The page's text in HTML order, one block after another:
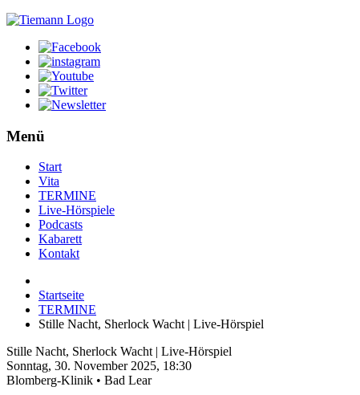
Menü
Start
Vita
TERMINE
Live-Hörspiele
Podcasts
Kabarett
Kontakt
Startseite
TERMINE
Stille Nacht, Sherlock Wacht | Live-Hörspiel
Stille Nacht, Sherlock Wacht | Live-Hörspiel
Sonntag, 30. November 2025, 18:30
Blomberg-Klinik • Bad Lear